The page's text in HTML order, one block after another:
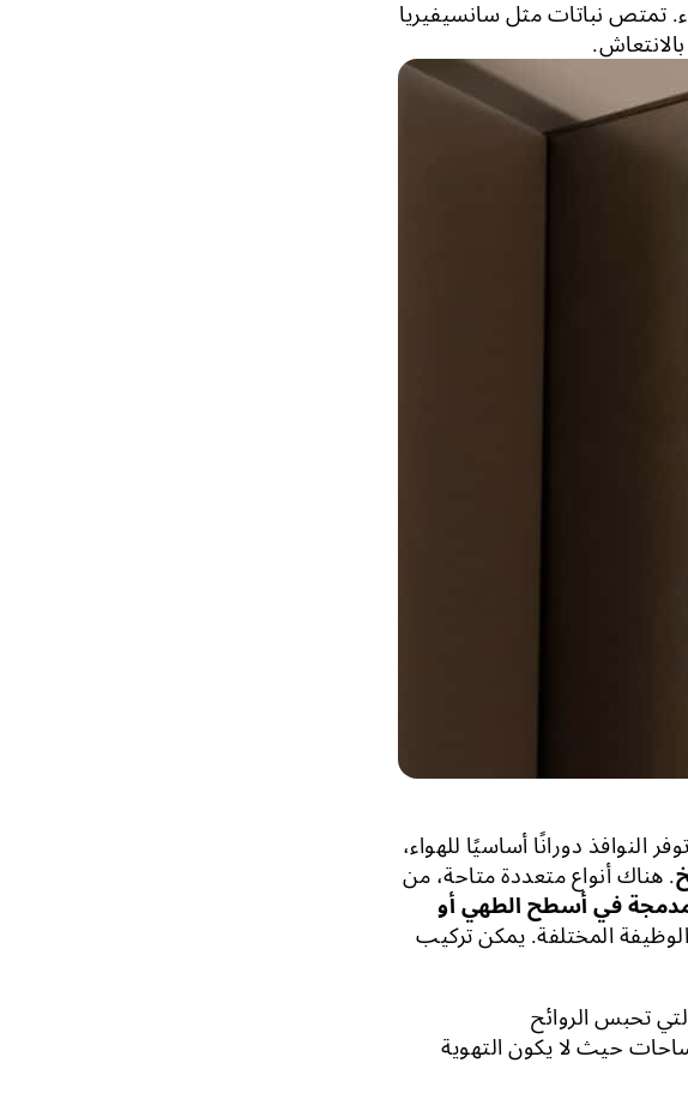
تمتص نباتات مثل سانسيفيريا
النوافذ دورانًا أساسيًا للهواء،
. هناك أنواع متعددة متاحة، من
في أسطح الطهي أو
المختلفة. يمكن تركيب
تحبس الروائح
حيث لا يكون التهوية